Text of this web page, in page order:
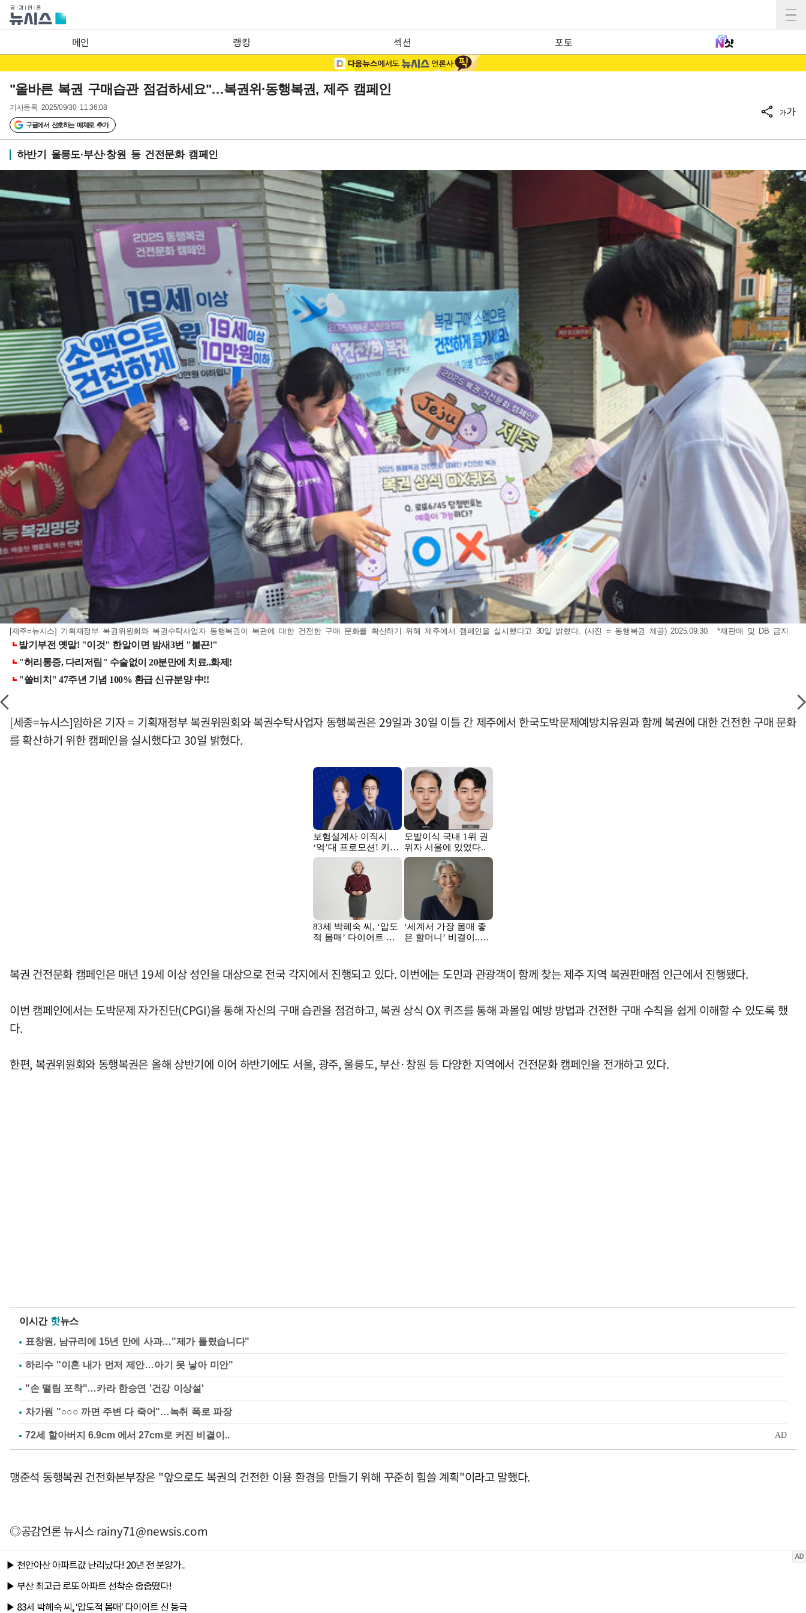
메인 랭킹 섹션 포토
"올바른 복권 구매습관 점검하세요"…복권위·동행복권, 제주 캠페인
기사등록 2025/09/30 11:36:08
구글에서 선호하는 매체로 추가
가가
하반기 울릉도·부산·창원 등 건전문화 캠페인
[제주=뉴시스] 기획재정부 복권위원회와 복권수탁사업자 동행복권이 복관에 대한 건전한 구매 문화를 확산하기 위해 제주에서 캠페인을 실시했다고 30일 밝혔다. (사진 = 동행복권 제공) 2025.09.30. *재판매 및 DB 금지
[세종=뉴시스]임하은 기자 = 기획재정부 복권위원회와 복권수탁사업자 동행복권은 29일과 30일 이틀 간 제주에서 한국도박문제예방치유원과 함께 복권에 대한 건전한 구매 문화
를 확산하기 위한 캠페인을 실시했다고 30일 밝혔다.
복권 건전문화 캠페인은 매년 19세 이상 성인을 대상으로 전국 각지에서 진행되고 있다. 이번에는 도민과 관광객이 함께 찾는 제주 지역 복권판매점 인근에서 진행됐다.
이번 캠페인에서는 도박문제 자가진단(CPGI)을 통해 자신의 구매 습관을 점검하고, 복권 상식 OX 퀴즈를 통해 과몰입 예방 방법과 건전한 구매 수칙을 쉽게 이해할 수 있도록 했
다.
한편, 복권위원회와 동행복권은 올해 상반기에 이어 하반기에도 서울, 광주, 울릉도, 부산·창원 등 다양한 지역에서 건전문화 캠페인을 전개하고 있다.
이시간 핫뉴스
표창원, 남규리에 15년 만에 사과…"제가 틀렸습니다"
하리수 "이혼 내가 먼저 제안…아기 못 낳아 미안"
"손 떨림 포착"…카라 한승연 '건강 이상설'
차가원 "○○○ 까면 주변 다 죽어"…녹취 폭로 파장
맹준석 동행복권 건전화본부장은 "앞으로도 복권의 건전한 이용 환경을 만들기 위해 꾸준히 힘쓸 계획"이라고 말했다.
◎공감언론 뉴시스rainy71@newsis.com